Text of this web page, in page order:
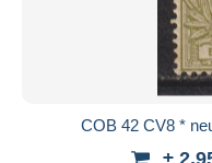
COB 42 CV8 *
±